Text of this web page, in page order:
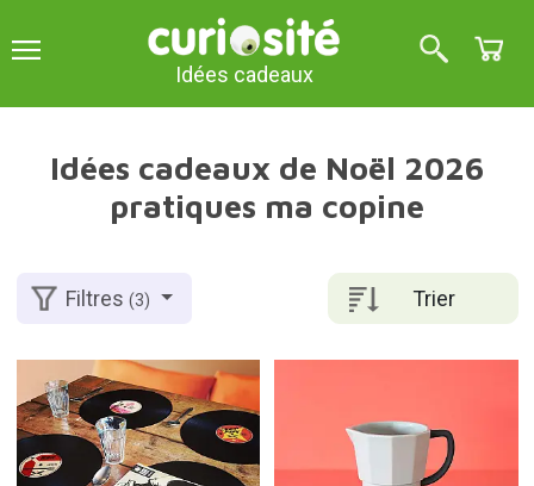
Idées cadeaux
Idées cadeaux de Noël 2026
pratiques ma copine
Trier
Filtres(3)